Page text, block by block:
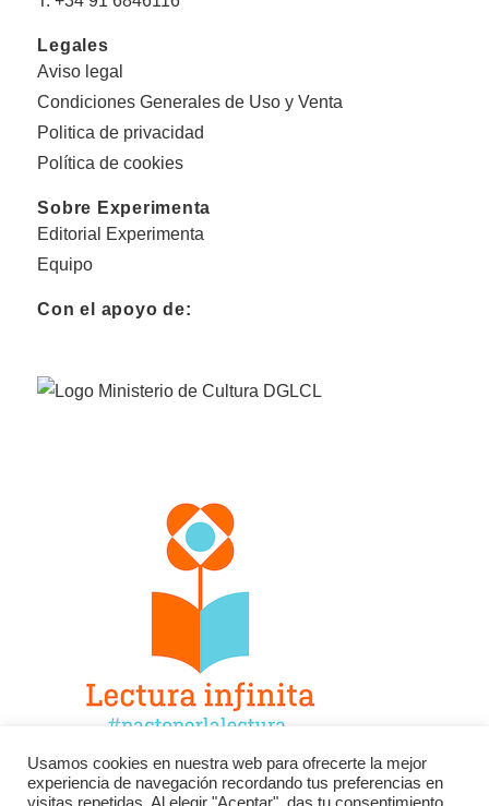
Legales
Aviso legal
Condiciones Generales de Uso y Venta
Politica de privacidad
Política de cookies
Sobre Experimenta
Editorial Experimenta
Equipo
Con el apoyo de:
Facebook Twitter Instagram
Usamos cookies en nuestra web para ofrecerte la mejor
experiencia de navegación recordando tus preferencias en